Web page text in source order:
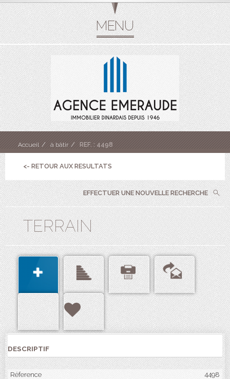
Accueil à bâtir REF. : 4498
<- RETOUR AUX RESULTATS
EFFECTUER UNE NOUVELLE RECHERCHE
TERRAIN
DESCRIPTIF
Réference
4498